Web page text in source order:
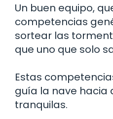
Un buen equipo,
competencias
sortear las
que uno que solo
Estas
guía la nave hacia
tranquilas.